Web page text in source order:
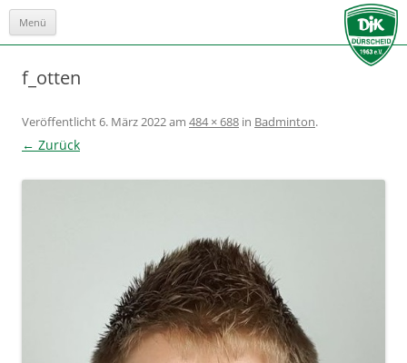
Menü
Zum
f_otten
Veröffentlicht6. März 2022am 484 × 688 in Badminton.
← Zurück